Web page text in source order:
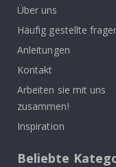
Über uns
Häufig gestellte
Anleitungen
Kontakt
Arbeiten sie mit uns
zusammen!
Inspiration
Beliebte